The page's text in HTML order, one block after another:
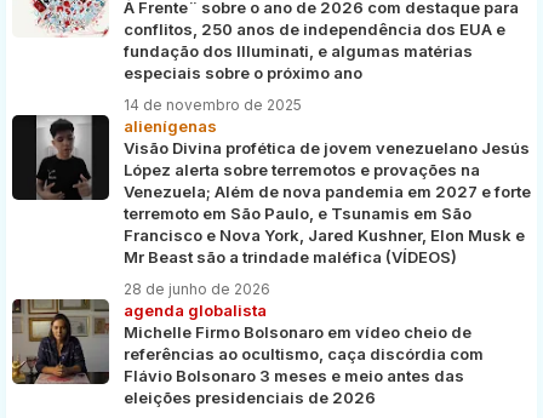
À Frente¨ sobre o ano de 2026 com destaque para
conflitos, 250 anos de independência dos EUA e
fundação dos Illuminati, e algumas matérias
especiais sobre o próximo ano
14 de novembro de 2025
alienígenas
Visão Divina profética de jovem venezuelano Jesús
López alerta sobre terremotos e provações na
Venezuela; Além de nova pandemia em 2027 e forte
terremoto em São Paulo, e Tsunamis em São
Francisco e Nova York, Jared Kushner, Elon Musk e
Mr Beast são a trindade maléfica (VÍDEOS)
28 de junho de 2026
agenda globalista
Michelle Firmo Bolsonaro em vídeo cheio de
referências ao ocultismo, caça discórdia com
Flávio Bolsonaro 3 meses e meio antes das
eleições presidenciais de 2026